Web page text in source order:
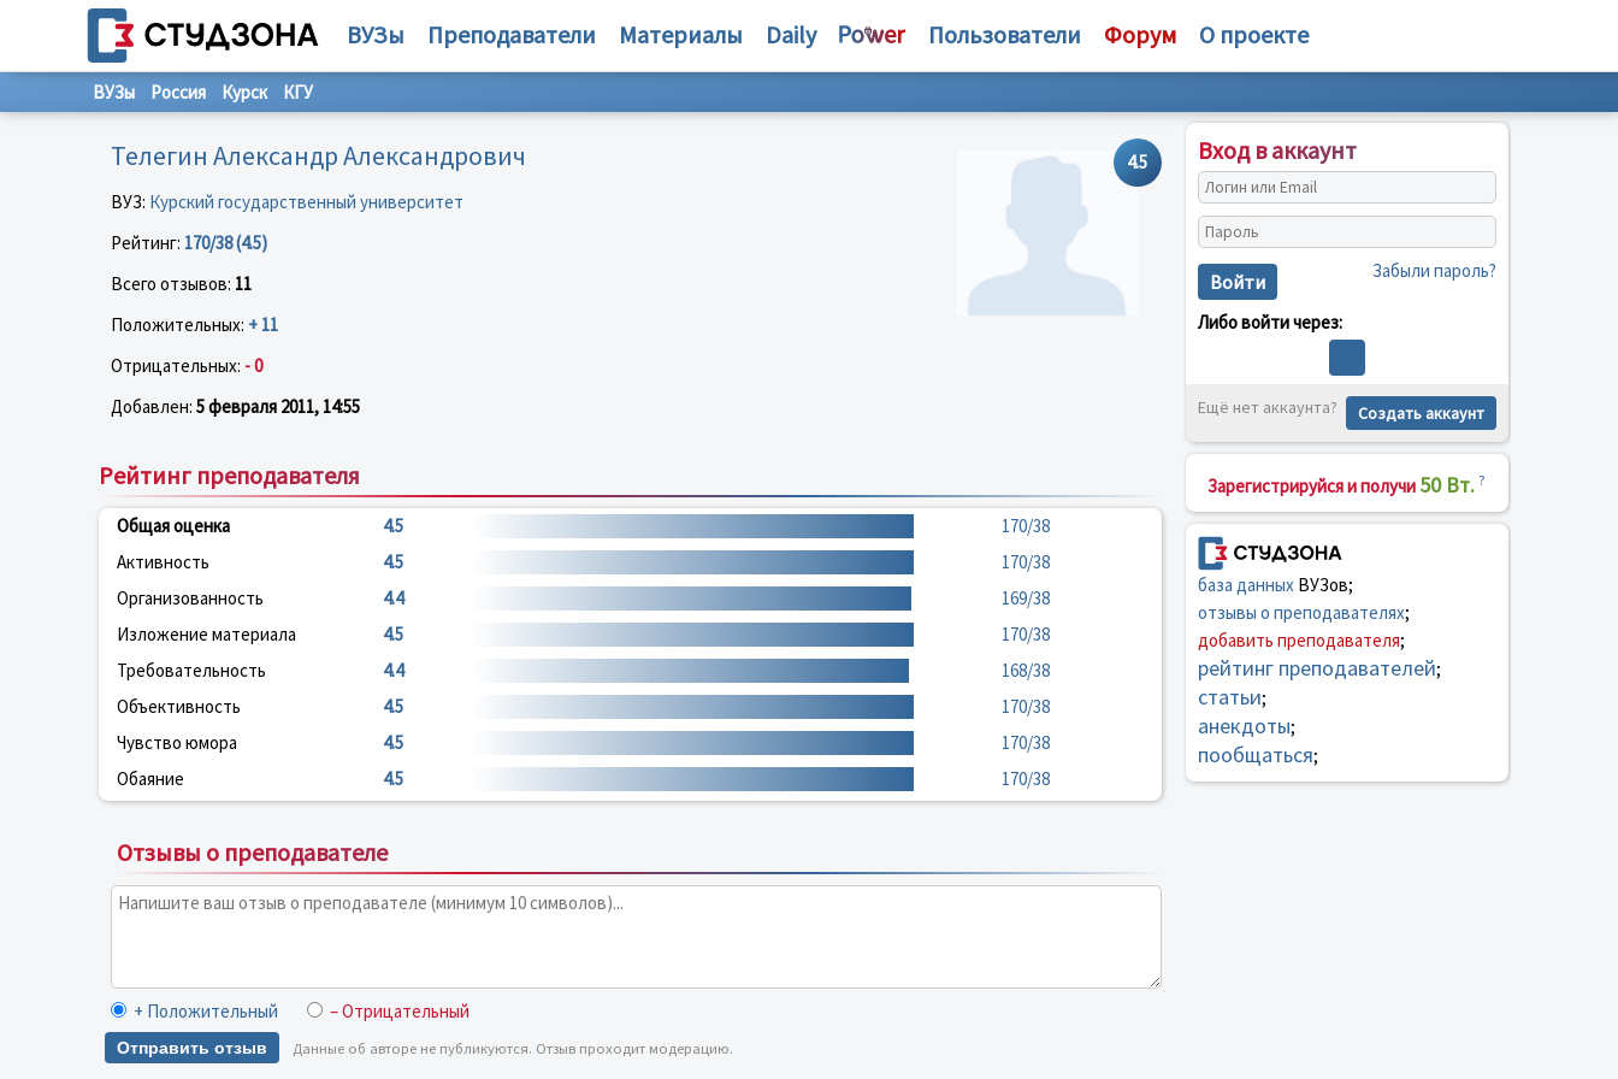
ВУЗы Преподаватели Материалы Daily Пользователи Форум О проекте
ВУЗы Россия Курск КГУ
4.5
Телегин Александр Александрович
ВУЗ: Курский государственный университет
Рейтинг: 170/38 (4.5)
Всего отзывов: 11
Положительных: + 11
Отрицательных: - 0
Добавлен: 5 февраля 2011, 14:55
Рейтинг преподавателя
Общая оценка 4.5
170/38
Активность
4.5
170/38
Организованность
4.4
169/38
Изложение материала
4.5
170/38
Требовательность
4.4
168/38
Объективность
4.5
170/38
Чувство юмора
4.5
170/38
Обаяние
4.5 170/38
Отзывы о преподавателе
+ Положительный – Отрицательный
Отправить отзыв Данные об авторе не публикуются. Отзыв проходит модерацию.
Вход в аккаунт
Войти Забыли пароль?
Либо войти через:
Ещё нет аккаунта? Создать аккаунт
Зарегистрируйся и получи 50 Вт. ?
база данныхВУЗов;
отзывы о преподавателях;
добавить преподавателя;
рейтинг преподавателей;
статьи;
анекдоты;
пообщаться;